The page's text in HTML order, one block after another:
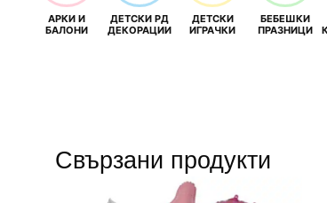
АРКИ И
БАЛОНИ
ДЕТСКИ РД
ДЕКОРАЦИИ
ДЕТСКИ
ИГРАЧКИ
БЕБЕШКИ
ПРАЗНИЦИ
Свързани продукти